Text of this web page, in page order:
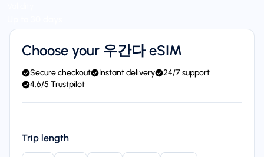
Choose your 우간다 eSIM
Secure checkout Instant delivery
24/7 support
4.6/5 Trustpilot
Trip length